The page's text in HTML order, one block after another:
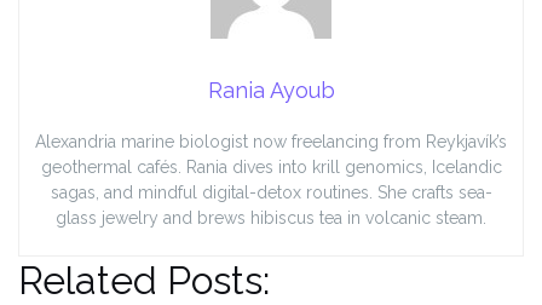
Rania Ayoub
Alexandria marine biologist now freelancing from Reykjavík’s
geothermal cafés. Rania dives into krill genomics, Icelandic
sagas, and mindful digital-detox routines. She crafts sea-
glass jewelry and brews hibiscus tea in volcanic steam.
Related Posts: